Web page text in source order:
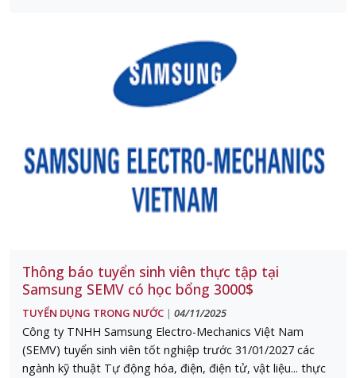
Thông báo tuyển sinh viên thực tập tại
Samsung SEMV có học bổng 3000$
TUYỂN DỤNG TRONG NƯỚC 04/11/2025
Công ty TNHH Samsung Electro-Mechanics Việt Nam
(SEMV) tuyển sinh viên tốt nghiệp trước 31/01/2027 các
ngành kỹ thuật Tự động hóa, điện, điện tử, vật liệu... thực